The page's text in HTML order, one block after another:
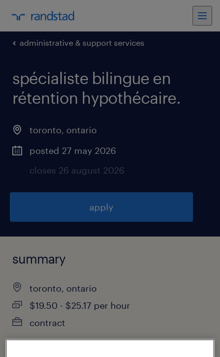
administrative & support services
spécialiste bilingue en
rétention hypothécaire.
toronto, ontario
posted 27 may 2026
closes 26 august 2026
apply
summary
toronto, ontario
$19.50 - $25.17 per hour
contract